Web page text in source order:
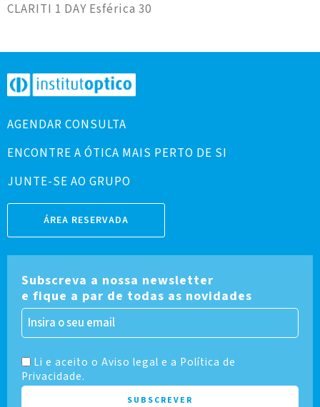
CLARITI 1 DAY Esférica 30
AGENDAR CONSULTA
ENCONTRE A ÓTICA MAIS PERTO DE SI
JUNTE-SE AO GRUPO
ÁREA RESERVADA
Subscreva a nossa newsletter
e fique a par de todas as novidades
Li e aceito o Aviso legal e a Política de
Privacidade.